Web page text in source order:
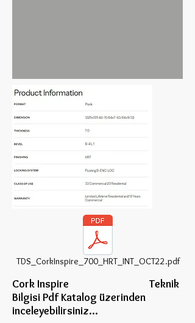
TDS_CorkInspire_700_HRT_INT_OCT22.pdf
Cork Inspire Teknik
Bilgisi Pdf Katalog üzerinden
inceleyebilirsiniz...